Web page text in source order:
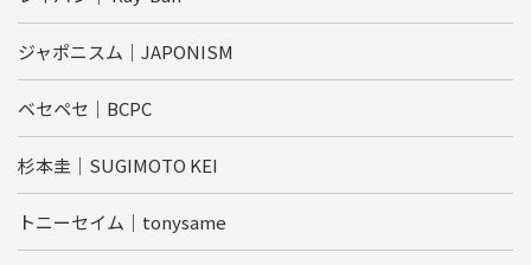
ジャポニスム｜JAPONISM
ベセペセ｜BCPC
杉本圭｜SUGIMOTO KEI
トニーセイム｜tonysame